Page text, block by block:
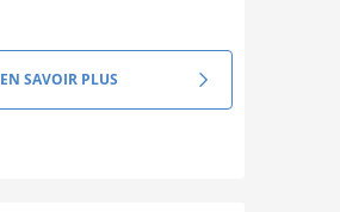
EN SAVOIR PLUS